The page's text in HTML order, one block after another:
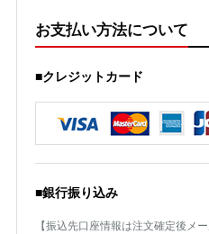
お支払い方法について
■クレジットカード
■銀行振り込み
【振込先口座情報は注文確定後メ